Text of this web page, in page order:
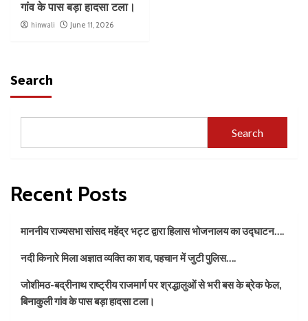
गांव के पास बड़ा हादसा टला।
hinwali June 11, 2026
Search
Search
Recent Posts
माननीय राज्यसभा सांसद महेंद्र भट्ट द्वारा हिलास भोजनालय का उद्घाटन….
नदी किनारे मिला अज्ञात व्यक्ति का शव, पहचान में जुटी पुलिस….
जोशीमठ-बद्रीनाथ राष्ट्रीय राजमार्ग पर श्रद्धालुओं से भरी बस के ब्रेक फेल,
बिनाकुली गांव के पास बड़ा हादसा टला।